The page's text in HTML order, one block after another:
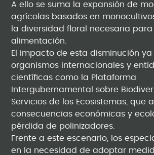
A ello se suma la expansión de
agrícolas basados en
la diversidad floral necesaria para
alimentación.
El impacto de esta disminución
organismos internacionales y
científicas como la Plataforma
Intergubernamental sobre
Servicios de los Ecosistemas, que
consecuencias económicas y
pérdida de polinizadores.
Frente a este escenario, los
en la necesidad de adoptar